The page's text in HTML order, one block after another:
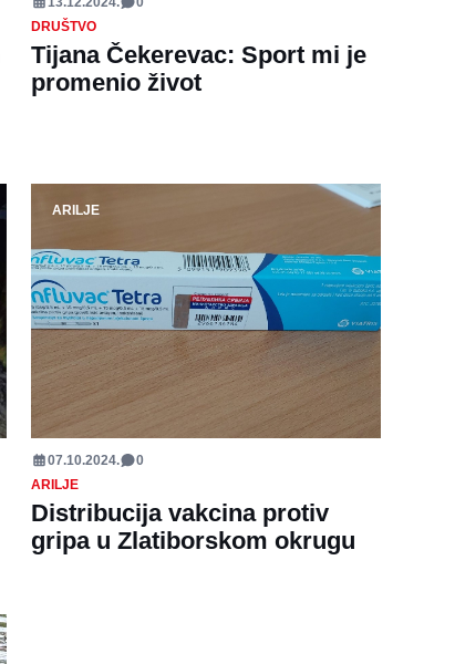
DRUŠTVO
Tijana Čekerevac: Sport mi je
promenio život
ARILJE
07.10.2024.
0
ARILJE
Distribucija vakcina protiv
gripa u Zlatiborskom okrugu